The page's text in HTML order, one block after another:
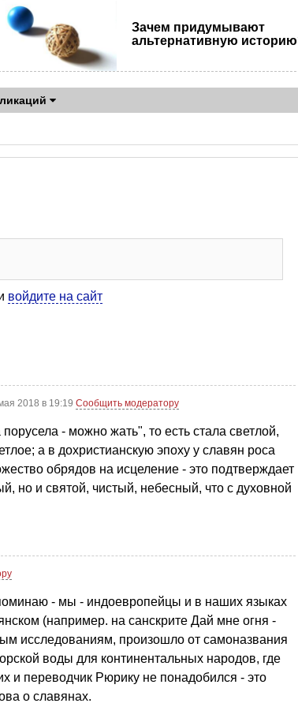
Зачем придумывают
альтернативную
войдите на сайт
2018 в 19:19Сообщить модератору
- можно жать", то есть стала светлой,
а в дохристианскую эпоху у славян роса
обрядов на исцеление - это подтверждает
но и святой, чистый, небесный, что с духовной
- мы - индоевропейцы и в наших языках
(например. на санскрите Дай мне огня -
исследованиям, произошло от самоназвания
воды для континентальных народов, где
и переводчик Рюрику не понадобился - это
о славянах.